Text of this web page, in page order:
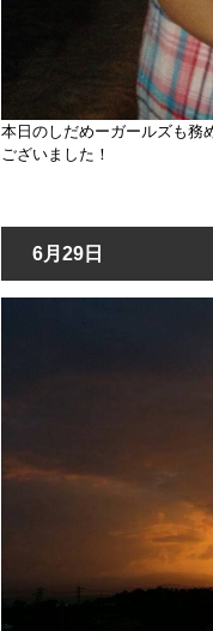
本日のしだめーガールズも務
ございました！
6月29日